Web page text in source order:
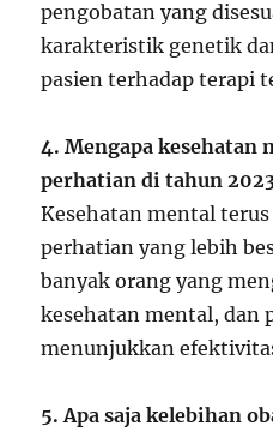
pengobatan yang
karakteristik genetik
pasien terhadap terapi
4. Mengapa kesehatan
perhatian di tahun
Kesehatan mental
perhatian yang lebih
banyak orang yang
kesehatan mental, dan
menunjukkan
5. Apa saja kelebihan